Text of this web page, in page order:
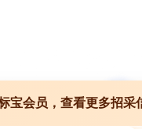
宝会员，查看更多招采